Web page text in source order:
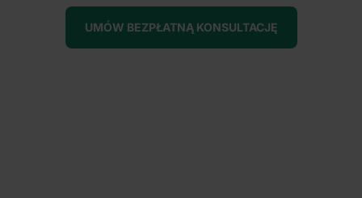
UMÓW BEZPŁATNĄ KONSULTACJĘ